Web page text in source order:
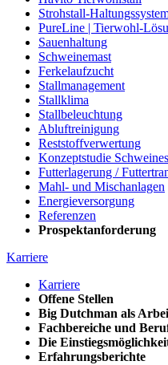
Strohstall-
PureLine | Tierwohl-
Sauenhaltung
Schweinemast
Ferkelaufzucht
Stallmanagement
Stallklima
Stallbeleuchtung
Abluftreinigung
Reststoffverwertung
Konzeptstudie
Futterlagerung /
Mahl- und Mischanlagen
Energieversorgung
Referenzen
Prospektanforderung
Karriere
Karriere
Offene Stellen
Big Dutchman als
Fachbereiche und
Die
Erfahrungsberichte